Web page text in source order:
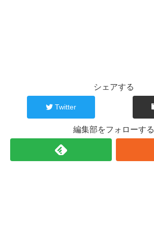
シェアする
Twitter
編集部をフォローする